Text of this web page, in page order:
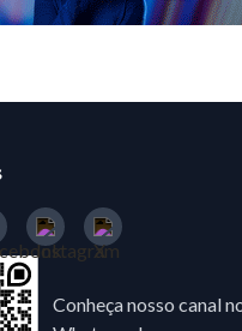
Conheça nosso canal